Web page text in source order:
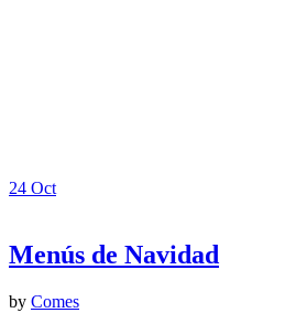
24 Oct
Menús de Navidad
by Comes